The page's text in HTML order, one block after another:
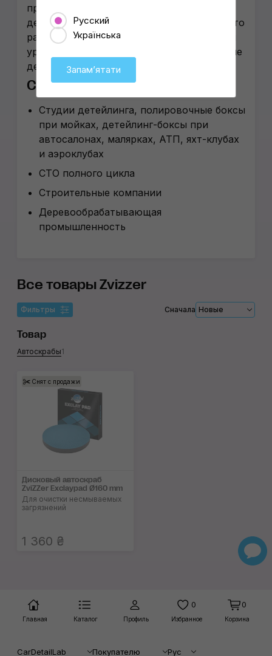
пропагандирует идею «глобальной семьи
детейлеров», в которую попадают все, кто
разделяет принципы бренда: высочайший
уровень сервиса и качества за адекватные
деньги.
Сферы применения
Студии детейлинга, полировочные боксы
при мойках, детейлинг-боксы при
автосалонах, малярках, АТП, яхт-клубах
и аэроклубах
СТО полного цикла
Строительные компании
Деревообрабатывающая
промышленность
Все товары Zvizzer
Фильтры Сначала Новые
Товар
Автоскрабы1
Снят с продажи
Дисковый автоскраб
ZviZZer Exclaypad Ø160 mm
Для очистки несмываемых
загрязнений
1 360 ₴
Главная Каталог Профиль
0
Избранное
0
Корзина
CarDetailLab Покупателю Рус
Русский
Українська
Запамʼятати